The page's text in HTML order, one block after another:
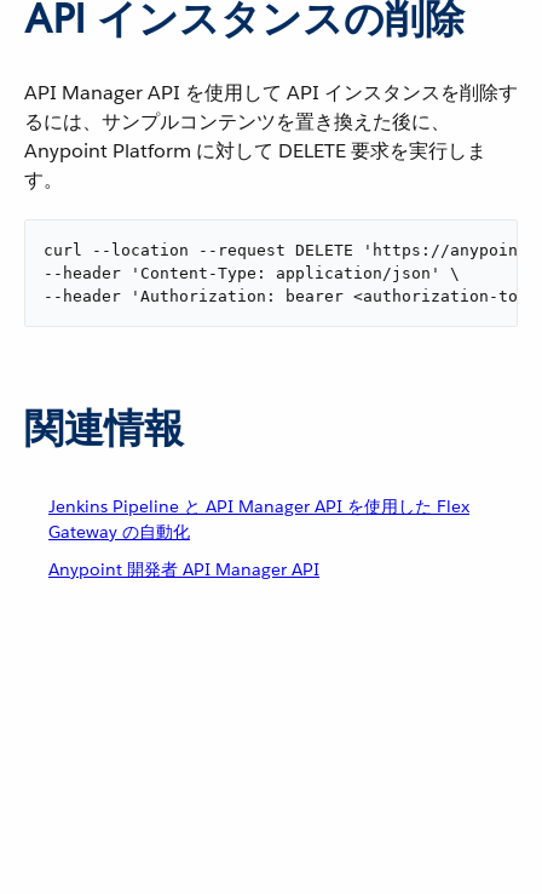
API インスタンスの削除
API Manager API を使用して API インスタンスを削除す
るには、サンプルコンテンツを置き換えた後に、
Anypoint Platform に対して DELETE 要求を実行しま
す。
curl --location --request DELETE 'https://
--header 'Content-Type: application/json' \
--header 'Authorization: bearer <authorization-
関連情報
Jenkins Pipeline と API Manager API を使用した Flex
Gateway の自動化
Anypoint 開発者 API Manager API